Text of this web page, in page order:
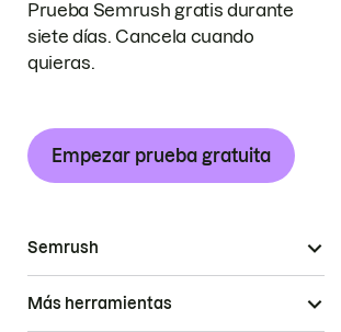
Prueba Semrush gratis durante
siete días. Cancela cuando
quieras.
Empezar prueba gratuita
Semrush
Más herramientas